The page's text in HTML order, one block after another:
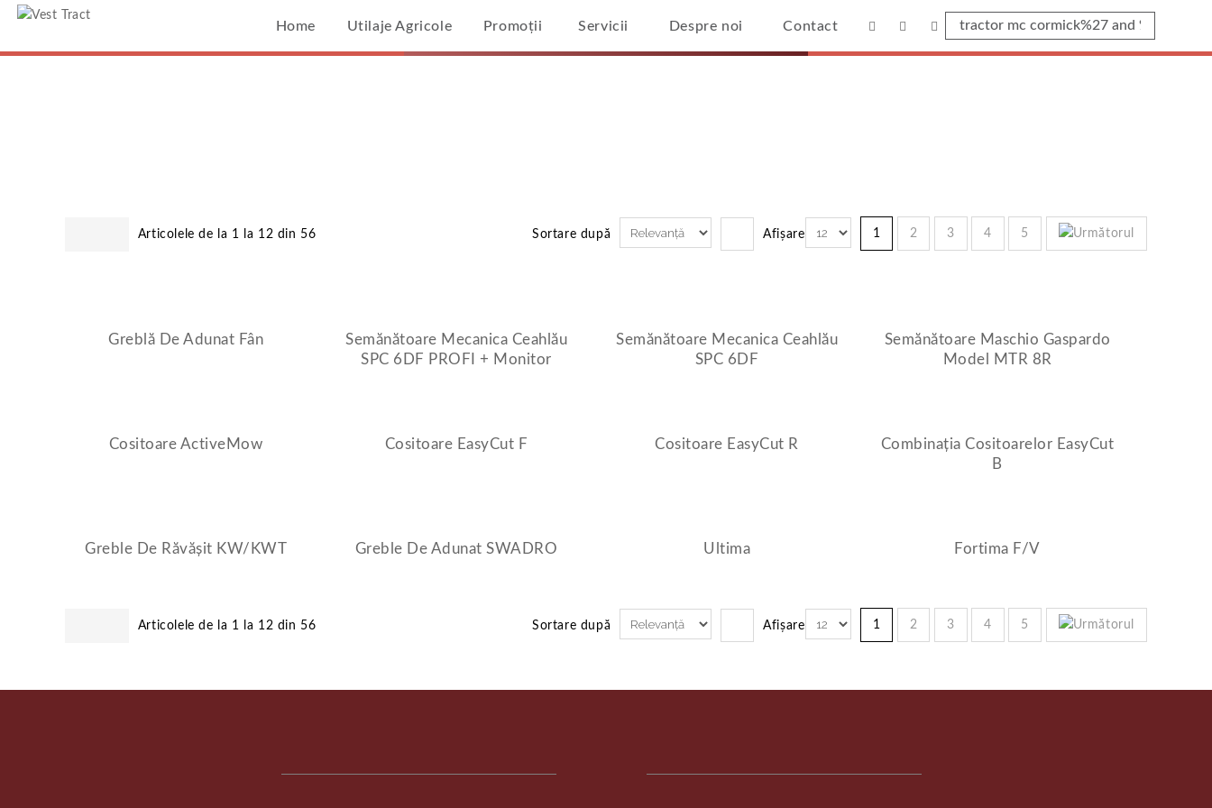
Home Utilaje Agricole Promoții Servicii Despre noi Contact
Articolele de la 1 la 12 din 56 1 2 3 4 5
Afișare
Sortare după
Greblă De Adunat Fân
Semănătoare Mecanica Ceahlău
SPC 6DF PROFI + Monitor
Semănătoare Mecanica Ceahlău
SPC 6DF
Semănătoare Maschio Gaspardo
Model MTR 8R
Cositoare ActiveMow Cositoare EasyCut F Cositoare EasyCut R
Combinația Cositoarelor EasyCut
B
Greble De Răvășit KW/KWT Greble De Adunat SWADRO Ultima Fortima F/V
Articolele de la 1 la 12 din 56 1 2 3 4 5
Afișare
Sortare după